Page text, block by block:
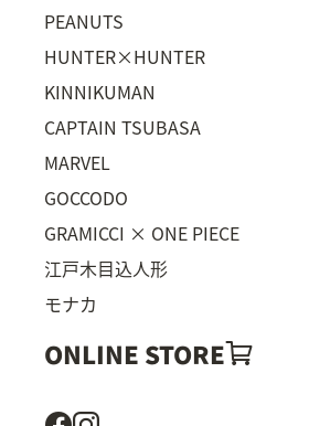
PEANUTS
HUNTER×HUNTER
KINNIKUMAN
CAPTAIN TSUBASA
MARVEL
GOCCODO
GRAMICCI × ONE PIECE
江戸木目込人形
モナカ
ONLINE STORE